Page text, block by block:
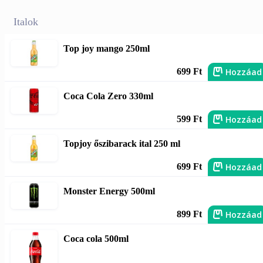
Italok
Top joy mango 250ml
699 Ft Hozzáad
Coca Cola Zero 330ml
599 Ft Hozzáad
Topjoy őszibarack ital 250 ml
699 Ft Hozzáad
Monster Energy 500ml
899 Ft Hozzáad
Coca cola 500ml